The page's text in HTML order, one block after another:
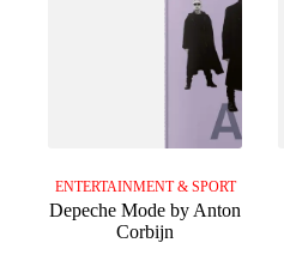
ENTERTAINMENT & SPORT
Depeche Mode by Anton
Corbijn